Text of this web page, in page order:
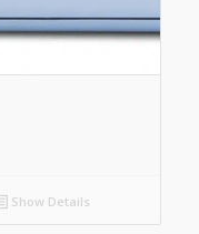
Show Details